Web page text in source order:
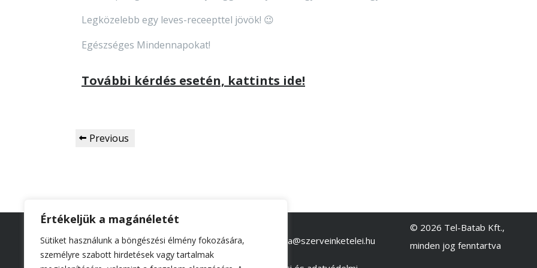
Értékeljük a magánéletét
Sütiket használunk a böngészési élmény fokozására,
személyre szabott hirdetések vagy tartalmak
Legközelebb egy leves-receepttel jövök! 😉
Egészséges Mindennapokat!
További kérdés esetén, kattints ide!
Previous
zsibrita.kinga@szerveinketelei.hu
© 2026 Tel-Batab Kft.,
minden jog fenntartva